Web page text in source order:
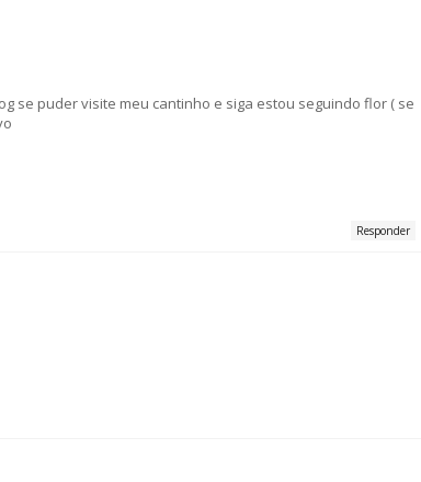
se puder visite meu cantinho e siga estou seguindo flor ( se
Responder